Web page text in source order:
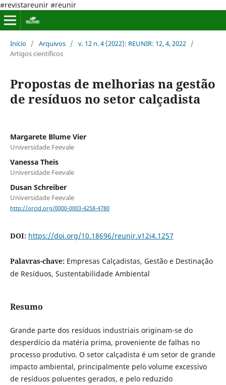
#revistareunir #reunir
Início / Arquivos / v. 12 n. 4 (2022): REUNIR: 12, 4, 2022 /
Artigos científicos
Propostas de melhorias na gestão
de resíduos no setor calçadista
Margarete Blume Vier
Universidade Feevale
Vanessa Theis
Universidade Feevale
Dusan Schreiber
Universidade Feevale
http://orcid.org/0000-0003-4258-4780
DOI: https://doi.org/10.18696/reunir.v12i4.1257
Palavras-chave: Empresas Calçadistas, Gestão e Destinação
de Resíduos, Sustentabilidade Ambiental
Resumo
Grande parte dos resíduos industriais originam-se do
desperdício da matéria prima, proveniente de falhas no
processo produtivo. O setor calçadista é um setor de grande
impacto ambiental, principalmente pelo volume excessivo
de resíduos poluentes gerados, e pelo reduzido